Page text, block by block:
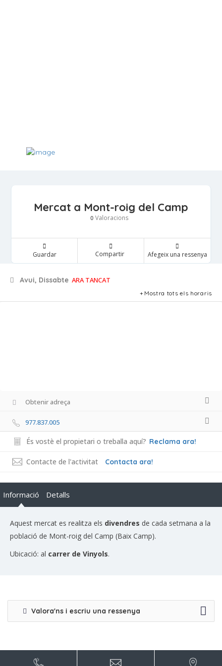
Mercat a Mont-roig del Camp
0 Valoracions
Guardar Compartir Afegeix una ressenya
Avui, Dissabte ARA TANCAT
Mostra tots els horaris
Obtenir adreça
977.837.005
És vostè el propietari o treballa aquí? Reclama ara!
Contacte de l'activitat Contacta ara!
Informació Detalls
Aquest mercat es realitza els divendres de cada setmana a la
població de Mont-roig del Camp (Baix Camp).
Ubicació: al carrer de Vinyols.
Valora'ns i escriu una ressenya